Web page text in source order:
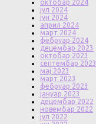
октобар 2024
јул 2024
јун 2024
април 2024
март 2024
фебруар 2024
децембар 2023
октобар 2023
септембар 2023
мај 2023
март 2023
фебруар 2023
јануар 2023
децембар 2022
новембар 2022
јул 2022